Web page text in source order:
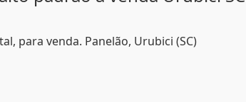
para venda. Panelão, Urubici (SC)